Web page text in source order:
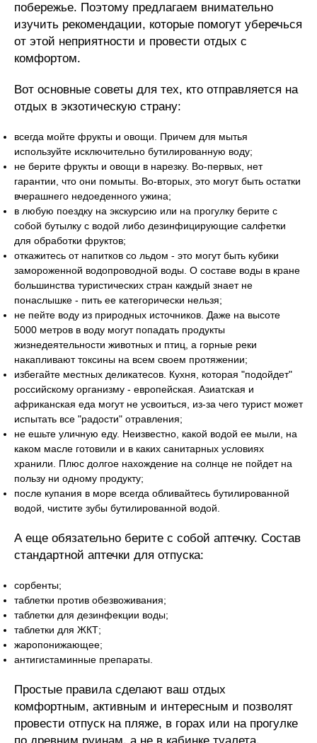
побережье. Поэтому предлагаем внимательно
изучить рекомендации, которые помогут уберечься
от этой неприятности и провести отдых с
комфортом.
Вот основные советы для тех, кто отправляется на
отдых в экзотическую страну:
всегда мойте фрукты и овощи. Причем для мытья
используйте исключительно бутилированную воду;
не берите фрукты и овощи в нарезку. Во-первых, нет
гарантии, что они помыты. Во-вторых, это могут быть остатки
вчерашнего недоеденного ужина;
в любую поездку на экскурсию или на прогулку берите с
собой бутылку с водой либо дезинфицирующие салфетки
для обработки фруктов;
откажитесь от напитков со льдом - это могут быть кубики
замороженной водопроводной воды. О составе воды в кране
большинства туристических стран каждый знает не
понаслышке - пить ее категорически нельзя;
не пейте воду из природных источников. Даже на высоте
5000 метров в воду могут попадать продукты
жизнедеятельности животных и птиц, а горные реки
накапливают токсины на всем своем протяжении;
избегайте местных деликатесов. Кухня, которая "подойдет"
российскому организму - европейская. Азиатская и
африканская еда могут не усвоиться, из-за чего турист может
испытать все "радости" отравления;
не ешьте уличную еду. Неизвестно, какой водой ее мыли, на
каком масле готовили и в каких санитарных условиях
хранили. Плюс долгое нахождение на солнце не пойдет на
пользу ни одному продукту;
после купания в море всегда обливайтесь бутилированной
водой, чистите зубы бутилированной водой.
А еще обязательно берите с собой аптечку. Состав
стандартной аптечки для отпуска:
сорбенты;
таблетки против обезвоживания;
таблетки для дезинфекции воды;
таблетки для ЖКТ;
жаропонижающее;
антигистаминные препараты.
Простые правила сделают ваш отдых
комфортным, активным и интересным и позволят
провести отпуск на пляже, в горах или на прогулке